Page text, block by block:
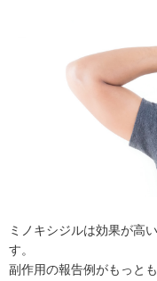
ミノキシジルは効果が高
す。
副作用の報告例がもっと